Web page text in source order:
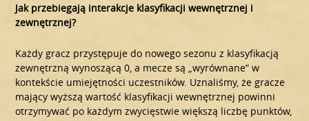
Jak przebiegają interakcje klasyfikacji wewnętrznej i
zewnętrznej?
Każdy gracz przystępuje do nowego sezonu z klasyfikacją
zewnętrzną wynoszącą 0, a mecze są „wyrównane” w
kontekście umiejętności uczestników. Uznaliśmy, że gracze
mający wyższą wartość klasyfikacji wewnętrznej powinni
otrzymywać po każdym zwycięstwie większą liczbę punktów,